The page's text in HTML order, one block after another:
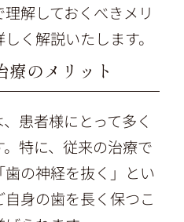
解しておくべきメリ
く解説いたします。
のメリット
患者様にとって多く
特に、従来の治療で
の神経を抜く」とい
身の歯を長く保つこ